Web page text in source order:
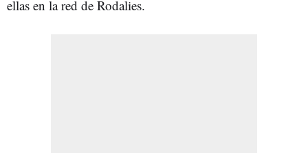
ellas en la red de Rodalies.